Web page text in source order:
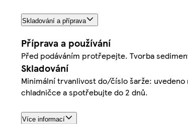
Skladování a příprava
Příprava a používání
Před podáváním protřepejte. Tvorba
Skladování
Minimální trvanlivost do/číslo šarže:
chladničce a spotřebujte do 2 dnů.
Více informací